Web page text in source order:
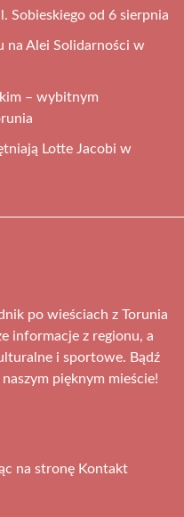
Sobieskiego od 6 sierpnia
na Alei Solidarności w
– wybitnym
Lotte Jacobi w
po wieściach z Torunia
informacje z regionu, a
i sportowe. Bądź
pięknym mieście!
na stronę Kontakt